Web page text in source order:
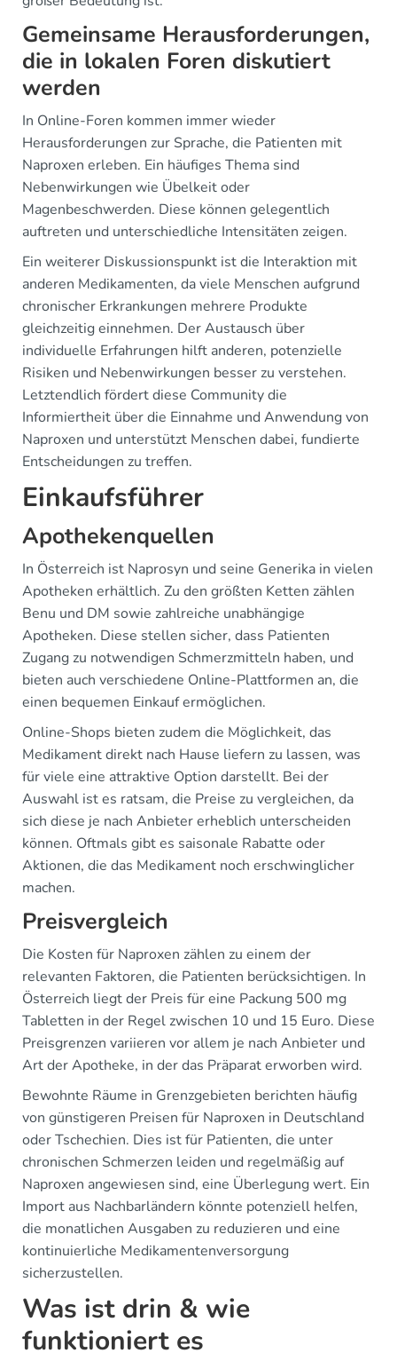
Gemeinsame Herausforderungen,
die in lokalen Foren diskutiert
werden
In Online-Foren kommen immer wieder
Herausforderungen zur Sprache, die Patienten mit
Naproxen erleben. Ein häufiges Thema sind
Nebenwirkungen wie Übelkeit oder
Magenbeschwerden. Diese können gelegentlich
auftreten und unterschiedliche Intensitäten zeigen.
Ein weiterer Diskussionspunkt ist die Interaktion mit
anderen Medikamenten, da viele Menschen aufgrund
chronischer Erkrankungen mehrere Produkte
gleichzeitig einnehmen. Der Austausch über
individuelle Erfahrungen hilft anderen, potenzielle
Risiken und Nebenwirkungen besser zu verstehen.
Letztendlich fördert diese Community die
Informiertheit über die Einnahme und Anwendung von
Naproxen und unterstützt Menschen dabei, fundierte
Entscheidungen zu treffen.
Einkaufsführer
Apothekenquellen
In Österreich ist Naprosyn und seine Generika in vielen
Apotheken erhältlich. Zu den größten Ketten zählen
Benu und DM sowie zahlreiche unabhängige
Apotheken. Diese stellen sicher, dass Patienten
Zugang zu notwendigen Schmerzmitteln haben, und
bieten auch verschiedene Online-Plattformen an, die
einen bequemen Einkauf ermöglichen.
Online-Shops bieten zudem die Möglichkeit, das
Medikament direkt nach Hause liefern zu lassen, was
für viele eine attraktive Option darstellt. Bei der
Auswahl ist es ratsam, die Preise zu vergleichen, da
sich diese je nach Anbieter erheblich unterscheiden
können. Oftmals gibt es saisonale Rabatte oder
Aktionen, die das Medikament noch erschwinglicher
machen.
Preisvergleich
Die Kosten für Naproxen zählen zu einem der
relevanten Faktoren, die Patienten berücksichtigen. In
Österreich liegt der Preis für eine Packung 500 mg
Tabletten in der Regel zwischen 10 und 15 Euro. Diese
Preisgrenzen variieren vor allem je nach Anbieter und
Art der Apotheke, in der das Präparat erworben wird.
Bewohnte Räume in Grenzgebieten berichten häufig
von günstigeren Preisen für Naproxen in Deutschland
oder Tschechien. Dies ist für Patienten, die unter
chronischen Schmerzen leiden und regelmäßig auf
Naproxen angewiesen sind, eine Überlegung wert. Ein
Import aus Nachbarländern könnte potenziell helfen,
die monatlichen Ausgaben zu reduzieren und eine
kontinuierliche Medikamentenversorgung
sicherzustellen.
Was ist drin & wie
funktioniert es